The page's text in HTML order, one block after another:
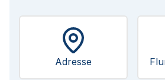
Adresse